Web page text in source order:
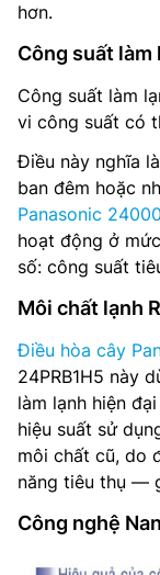
hơn.
Công suất
Công suất làm
vi công suất có
Điều này nghĩa
ban đêm hoặc
Panasonic
hoạt động ở
số: công suất
Môi chất lạnh
Điều hòa cây
24PRB1H5 này
làm lạnh hiện
hiệu suất sử
môi chất cũ, do
năng tiêu thụ —
Công nghệ